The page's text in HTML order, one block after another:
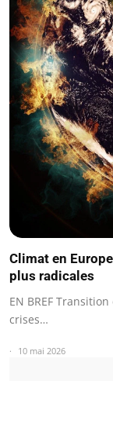
Climat en
plus radicales
EN BREF
crises…
10 mai 2026